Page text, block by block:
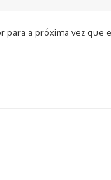
para a próxima vez que